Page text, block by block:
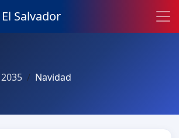
Salvador
Navidad